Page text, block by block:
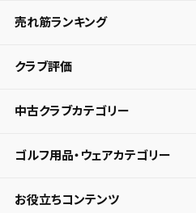
売れ筋ランキング
クラブ評価
中古クラブカテゴリー
ゴルフ用品・ウェアカテゴリー
お役立ちコンテンツ